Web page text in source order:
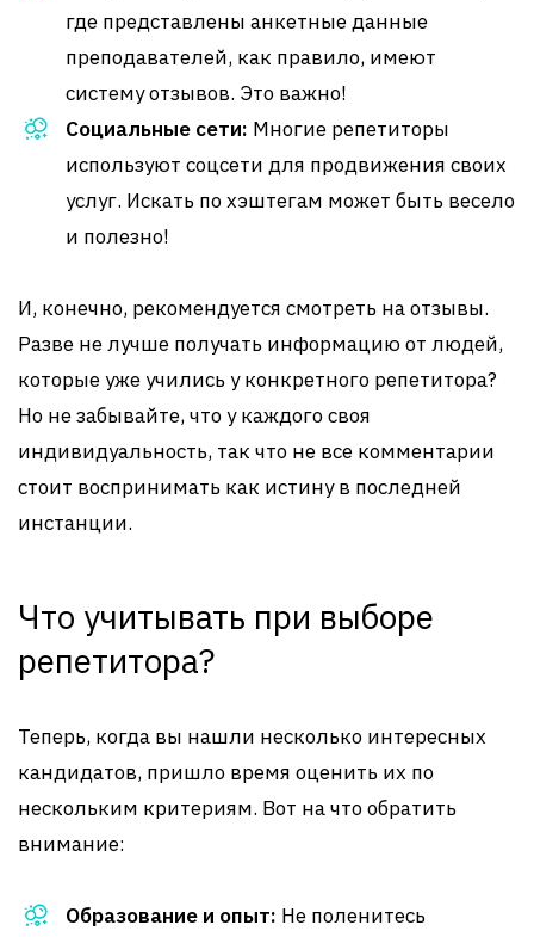
где представлены анкетные данные
преподавателей, как правило, имеют
систему отзывов. Это важно!
Социальные сети: Многие репетиторы
используют соцсети для продвижения своих
услуг. Искать по хэштегам может быть весело
и полезно!
И, конечно, рекомендуется смотреть на отзывы.
Разве не лучше получать информацию от людей,
которые уже учились у конкретного репетитора?
Но не забывайте, что у каждого своя
индивидуальность, так что не все комментарии
стоит воспринимать как истину в последней
инстанции.
Что учитывать при выборе
репетитора?
Теперь, когда вы нашли несколько интересных
кандидатов, пришло время оценить их по
нескольким критериям. Вот на что обратить
внимание:
Образование и опыт: Не поленитесь